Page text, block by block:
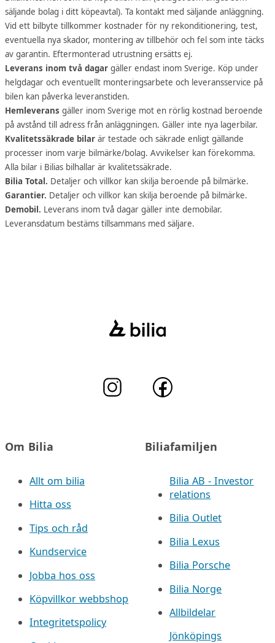
säljande bolag i ditt köpeavtal). Ta kontakt med säljande anläggning.
Vid ett bilbyte tillkommer kostnader för ny rekonditionering, test,
eventuella nya skador, montering av tillbehör och fel som inte täcks
av garantin. Eftermonterad utrustning ersätts ej.
Leverans inom två dagar gäller endast inom Sverige. Köp under
helgdagar och eventuellt monteringsarbete och leveransservice på
bilen kan påverka leveranstiden.
Hemleverans gäller inom Sverige mot en rörlig kostnad beroende
på avstånd till adress från anläggningen. Gäller inte nya lagerbilar.
Kvalitetssäkrade bilar är testade och säkrade enligt gällande
processer inom varje bilmärke/bolag. Avvikelser kan förekomma.
Alla bilar i Bilias bilhallar är kvalitetssäkrade.
Bilia Total. Detaljer och villkor kan skilja beroende på bilmärke.
Garantier. Detaljer och villkor kan skilja beroende på bilmärke.
Demobil. Leverans inom två dagar gäller inte demobilar.
Leveransdatum bestäms tillsammans med säljare.
Om Bilia
Allt om bilia
Hitta oss
Tips och råd
Kundservice
Jobba hos oss
Köpvillkor webbshop
Integritetspolicy
Biliafamiljen
Bilia AB - Investor
relations
Bilia Outlet
Bilia Lexus
Bilia Porsche
Bilia Norge
Allbildelar
Jönköpings